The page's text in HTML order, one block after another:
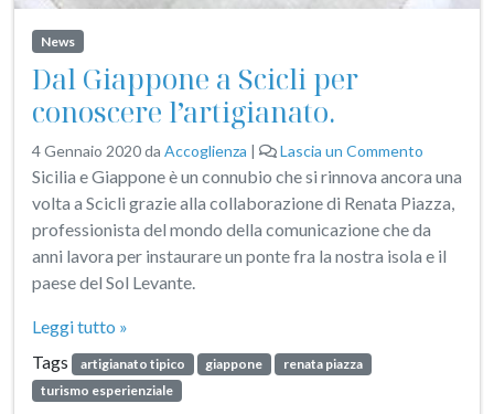
News
Dal Giappone a Scicli per
conoscere l’artigianato.
4 Gennaio 2020da Accoglienza | Lascia un Commento
Sicilia e Giappone è un connubio che si rinnova ancora una
volta a Scicli grazie alla collaborazione di Renata Piazza,
professionista del mondo della comunicazione che da
anni lavora per instaurare un ponte fra la nostra isola e il
paese del Sol Levante.
Leggi tutto »
Tags
artigianato tipico giappone
renata piazza
turismo esperienziale